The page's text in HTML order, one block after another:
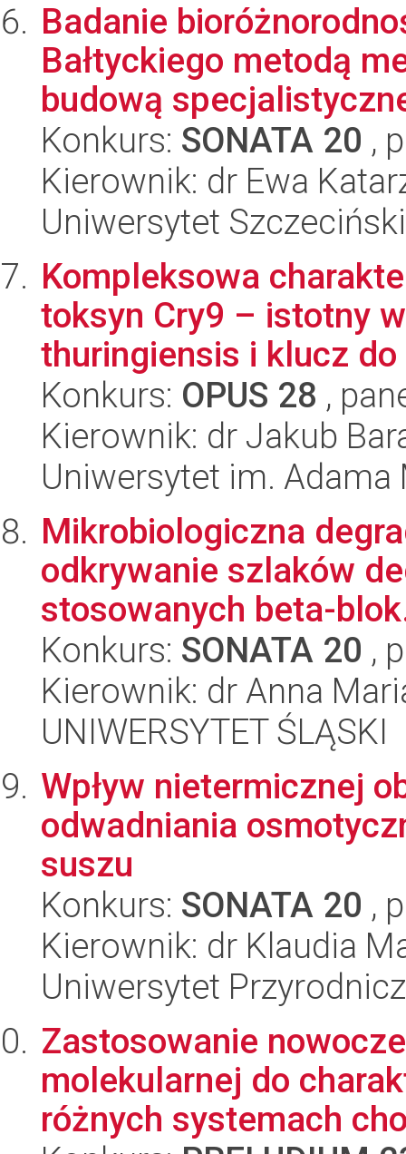
Badanie
Bałtyckiego metodą
budową
Konkurs: SONATA 20 ,
Kierownik: dr Ewa
Uniwersytet Szczeciński
Kompleksowa
toksyn Cry9 – istotny
thuringiensis i klucz
Konkurs: OPUS 28 ,
Kierownik: dr Jakub
Uniwersytet im.
Mikrobiologiczna
odkrywanie szlaków
stosowanych beta-
Konkurs: SONATA 20 ,
Kierownik: dr Anna
UNIWERSYTET ŚLĄSKI
Wpływ nietermicznej
odwadniania
suszu
Konkurs: SONATA 20 ,
Kierownik: dr Klaudia
Uniwersytet
Zastosowanie
molekularnej do
różnych systemach